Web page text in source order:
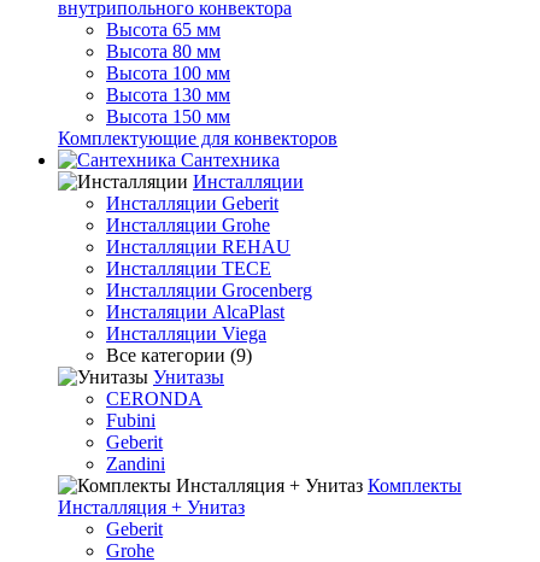
внутрипольного конвектора
Высота 65 мм
Высота 80 мм
Высота 100 мм
Высота 130 мм
Высота 150 мм
Комплектующие для конвекторов
Сантехника
Инсталляции
Инсталляции Geberit
Инсталляции Grohe
Инсталляции REHAU
Инсталляции TECE
Инсталляции Grocenberg
Инсталяции AlcaPlast
Инсталляции Viega
Все категории (9)
Унитазы
CERONDA
Fubini
Geberit
Zandini
Комплекты
Инсталляция + Унитаз
Geberit
Grohe